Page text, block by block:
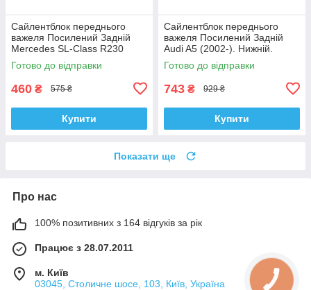
Сайлентблок переднього
важеля Посилений Задній
Mercedes SL-Class R230
(2006-). Корея ACSUSS!
28744 , TD4208W ,
Готово до відправки
460 ₴ 575 ₴
Купити
Сайлентблок переднього
важеля Посилений Задній
Audi A5 (2002-). Нижній.
Корея ACSUSS! 4H0407183 ,
TD1247W , VKDS331074
Готово до відправки
743 ₴ 929 ₴
Купити
Показати ще
Про нас
100% позитивних з 164 відгуків за рік
Працює з 28.07.2011
м. Київ
03045, Столичне шосе, 103, Київ, Україна